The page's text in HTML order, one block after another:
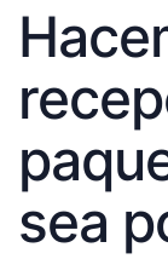
sea